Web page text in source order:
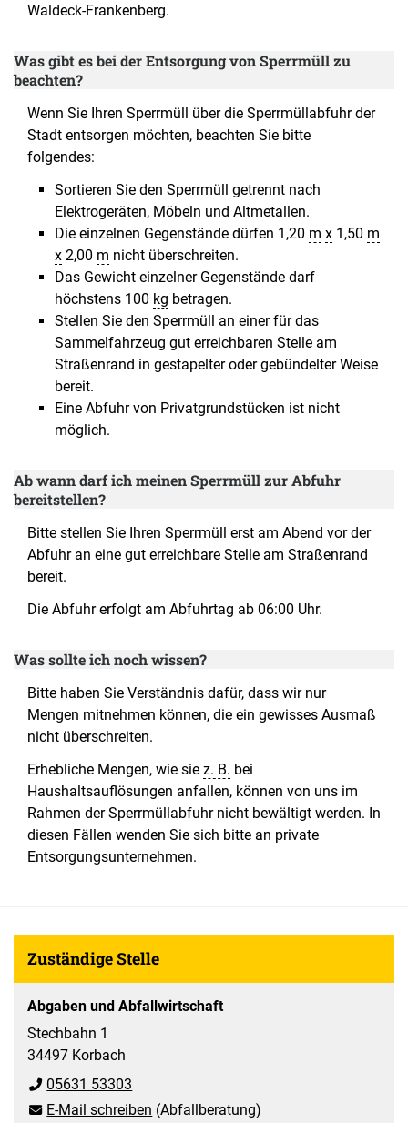
Waldeck-Frankenberg.
Was gibt es bei der Entsorgung von Sperrmüll zu
beachten?
Wenn Sie Ihren Sperrmüll über die Sperrmüllabfuhr der
Stadt entsorgen möchten, beachten Sie bitte
folgendes:
Sortieren Sie den Sperrmüll getrennt nach
Elektrogeräten, Möbeln und Altmetallen.
Die einzelnen Gegenstände dürfen 1,20 m x 1,50 m
x 2,00 m nicht überschreiten.
Das Gewicht einzelner Gegenstände darf
höchstens 100 kg betragen.
Stellen Sie den Sperrmüll an einer für das
Sammelfahrzeug gut erreichbaren Stelle am
Straßenrand in gestapelter oder gebündelter Weise
bereit.
Eine Abfuhr von Privatgrundstücken ist nicht
möglich.
Ab wann darf ich meinen Sperrmüll zur Abfuhr
bereitstellen?
Bitte stellen Sie Ihren Sperrmüll erst am Abend vor der
Abfuhr an eine gut erreichbare Stelle am Straßenrand
bereit.
Die Abfuhr erfolgt am Abfuhrtag ab 06:00 Uhr.
Was sollte ich noch wissen?
Bitte haben Sie Verständnis dafür, dass wir nur
Mengen mitnehmen können, die ein gewisses Ausmaß
nicht überschreiten.
Erhebliche Mengen, wie sie z. B. bei
Haushaltsauflösungen anfallen, können von uns im
Rahmen der Sperrmüllabfuhr nicht bewältigt werden. In
diesen Fällen wenden Sie sich bitte an private
Entsorgungsunternehmen.
Zuständige Stelle
Abgaben und Abfallwirtschaft
Stechbahn 1
34497 Korbach
05631 53303
E-Mail schreiben (Abfallberatung)